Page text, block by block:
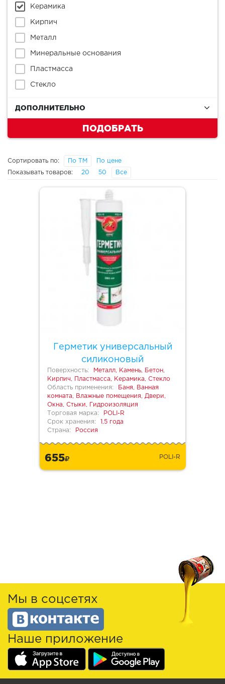
Керамика
Кирпич
Металл
Минеральные основания
Пластмасса
Стекло
ДОПОЛНИТЕЛЬНО
ПОДОБРАТЬ
Сортировать по: По ТМ По цене
Показывать товаров: 20 50 Все
Герметик универсальный
силиконовый
Поверхность:
Металл, Камень, Бетон,
Кирпич, Пластмасса, Керамика, Стекло
Область применения:
Баня, Ванная
комната, Влажные помещения, Двери,
Окна, Стыки, Гидроизоляция
Торговая марка:
POLI-R
Срок хранения:
1,5 года
Страна:
Россия
655 POLI-R
Мы в соцсетях
Наше приложение